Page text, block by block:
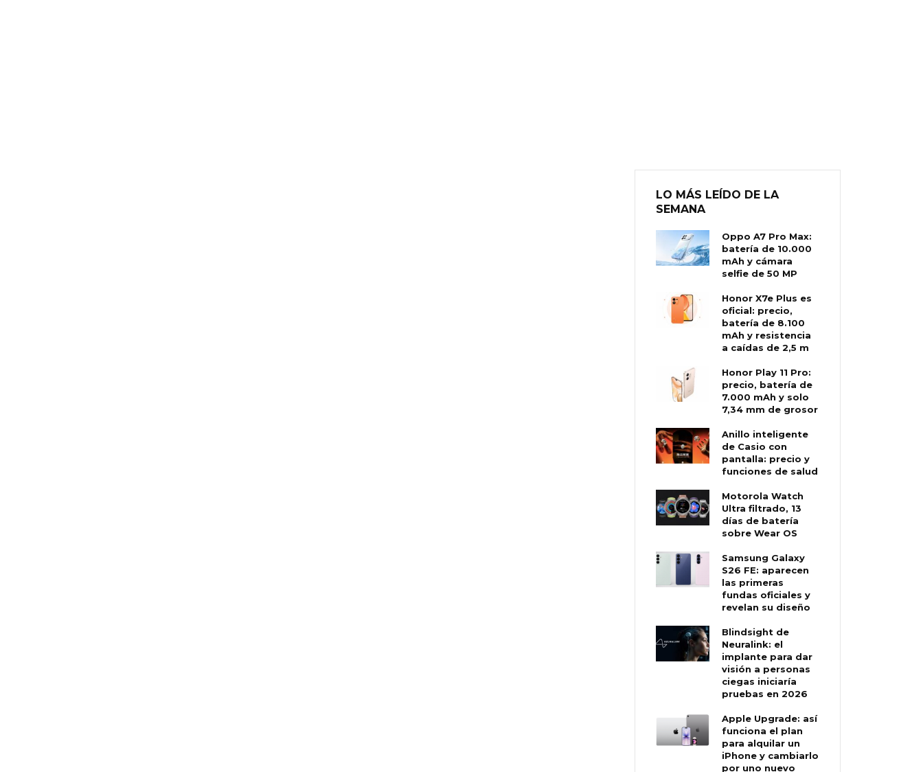
LO MÁS LEÍDO DE LA
SEMANA
Oppo A7 Pro Max:
batería de 10.000
mAh y cámara
selfie de 50 MP
Honor X7e Plus es
oficial: precio,
batería de 8.100
mAh y resistencia
a caídas de 2,5 m
Honor Play 11 Pro:
precio, batería de
7.000 mAh y solo
7,34 mm de grosor
Anillo inteligente
de Casio con
pantalla: precio y
funciones de salud
Motorola Watch
Ultra filtrado, 13
días de batería
sobre Wear OS
Samsung Galaxy
S26 FE: aparecen
las primeras
fundas oficiales y
revelan su diseño
Blindsight de
Neuralink: el
implante para dar
visión a personas
ciegas iniciaría
pruebas en 2026
Apple Upgrade: así
funciona el plan
para alquilar un
iPhone y cambiarlo
por uno nuevo